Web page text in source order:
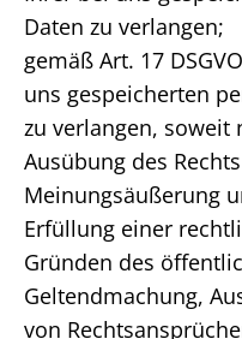
Daten zu verlangen;
gemäß Art. 17
uns gespeicherten
zu verlangen, soweit
Ausübung des
Meinungsäußerung
Erfüllung einer
Gründen des
Geltendmachung,
von